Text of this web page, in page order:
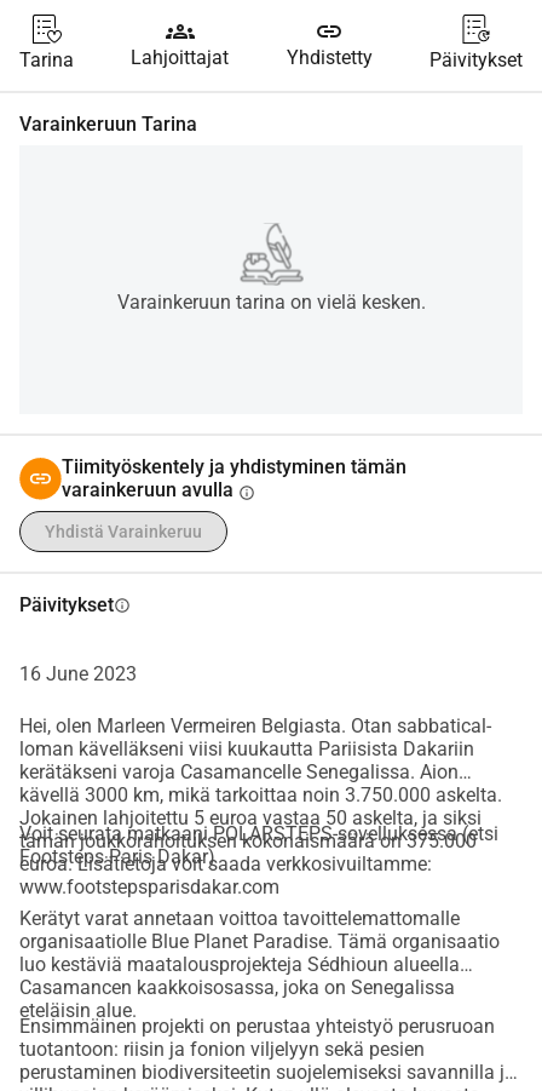
Tarina
groups
Lahjoittajat
link
Yhdistetty Päivitykset
Varainkeruun Tarina
Varainkeruun tarina on vielä kesken.
Tiimityöskentely ja yhdistyminen tämän
varainkeruun avulla info
Yhdistä Varainkeruu
Päivityksetinfo
16 June 2023
Hei, olen Marleen Vermeiren Belgiasta. Otan sabbatical-
loman kävelläkseni viisi kuukautta Pariisista Dakariin
kerätäkseni varoja Casamancelle Senegalissa. Aion
kävellä 3000 km, mikä tarkoittaa noin 3.750.000 askelta.
Jokainen lahjoitettu 5 euroa vastaa 50 askelta, ja siksi
tämän joukkorahoituksen kokonaismäärä on 375.000
euroa. Lisätietoja voit saada verkkosivuiltamme:
www.footstepsparisdakar.com
Voit seurata matkaani POLARSTEPS-sovelluksessa (etsi
Footsteps Paris Dakar)
Kerätyt varat annetaan voittoa tavoittelemattomalle
organisaatiolle Blue Planet Paradise. Tämä organisaatio
luo kestäviä maatalousprojekteja Sédhioun alueella
Casamancen kaakkoisosassa, joka on Senegalissa
eteläisin alue.
Ensimmäinen projekti on perustaa yhteistyö perusruoan
tuotantoon: riisin ja fonion viljelyyn sekä pesien
perustaminen biodiversiteetin suojelemiseksi savannilla ja